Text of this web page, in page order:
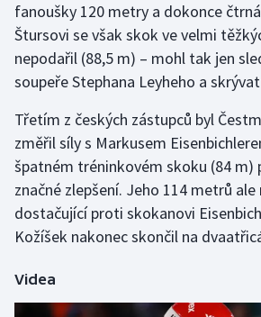
Plavání
Plážový volejbal
Rychlobruslení
Rychlostní kanoistika
Short track
Sportovní střelba
fanoušky 120 metry a dokonce
Štursovi se však skok ve velmi
nepodařil (88,5 m) – mohl tak jen
soupeře Stephana Leyheho a
Třetím z českých zástupců byl
změřil síly s Markusem
špatném tréninkovém skoku (84 m)
značné zlepšení. Jeho 114 metrů
dostačující proti skokanovi
Kožíšek nakonec skončil na
Videa